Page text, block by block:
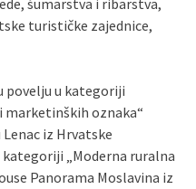
šumarstva i ribarstva,
turističke zajednice,
povelju u kategoriji
oznaka“
iz Hrvatske
„Moderna ruralna
Panorama Moslavina iz